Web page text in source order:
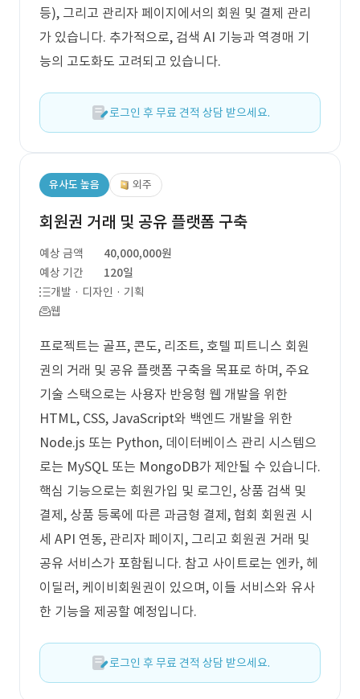
등), 그리고 관리자 페이지에서의 회원 및 결제 관리
가 있습니다. 추가적으로, 검색 AI 기능과 역경매 기
능의 고도화도 고려되고 있습니다.
로그인 후 무료 견적 상담 받으세요.
유사도 높음 외주
회원권 거래 및 공유 플랫폼 구축
예상 금액
40,000,000원
예상 기간
120일
개발 · 디자인 · 기획
웹
프로젝트는 골프, 콘도, 리조트, 호텔 피트니스 회원
권의 거래 및 공유 플랫폼 구축을 목표로 하며, 주요
기술 스택으로는 사용자 반응형 웹 개발을 위한
HTML, CSS, JavaScript와 백엔드 개발을 위한
Node.js 또는 Python, 데이터베이스 관리 시스템으
로는 MySQL 또는 MongoDB가 제안될 수 있습니다.
핵심 기능으로는 회원가입 및 로그인, 상품 검색 및
결제, 상품 등록에 따른 과금형 결제, 협회 회원권 시
세 API 연동, 관리자 페이지, 그리고 회원권 거래 및
공유 서비스가 포함됩니다. 참고 사이트로는 엔카, 헤
이딜러, 케이비회원권이 있으며, 이들 서비스와 유사
한 기능을 제공할 예정입니다.
로그인 후 무료 견적 상담 받으세요.